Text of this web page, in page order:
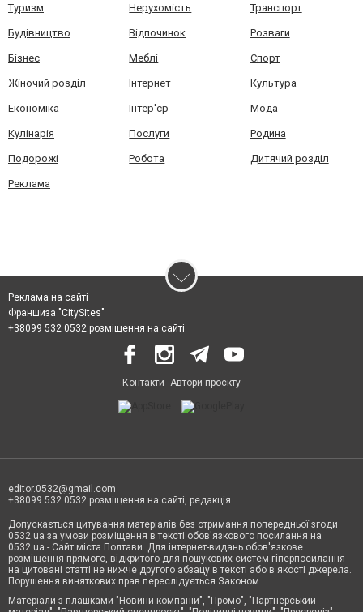
Туризм Нерухомість Транспорт
Будівництво Відпочинок Розваги
Бізнес Меблі Спорт
Жіночий розділ Інтернет Культура
Економіка Інтер'єр Мода
Кулінарія Послуги Родина
Подорожі Робота Дитячий розділ
Реклама
Реклама на сайті
Франшиза "CitySites"
+38099 532 0532 розміщення на сайті
Контакти Автори проєкту
editor.0532@gmail.com
+38099 532 0532 розміщення на сайті, редакція
Допускається цитування матеріалів без отримання попередньої згоди
0532.ua за умови розміщення в тексті обов'язкового посилання на
0532.ua - Сайт міста Полтави. Для інтернет-видань обов'язкове
розміщення прямого, відкритого для пошукових систем гіперпосилання
на цитовані статті не нижче другого абзацу в тексті або в якості джерела.
Порушення виняткових прав переслідується Законом.
Матеріали з плашками "Новини компаній", "Промо", "Партнерський